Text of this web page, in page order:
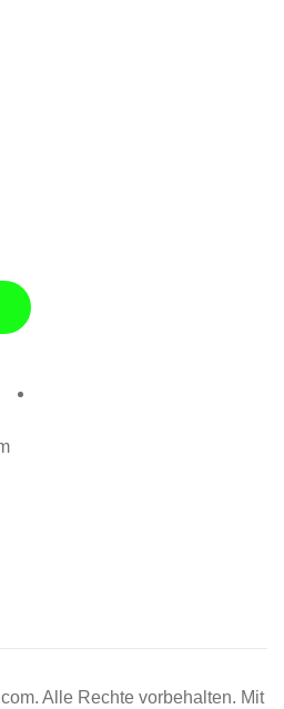
Alle Rechte vorbehalten. Mit